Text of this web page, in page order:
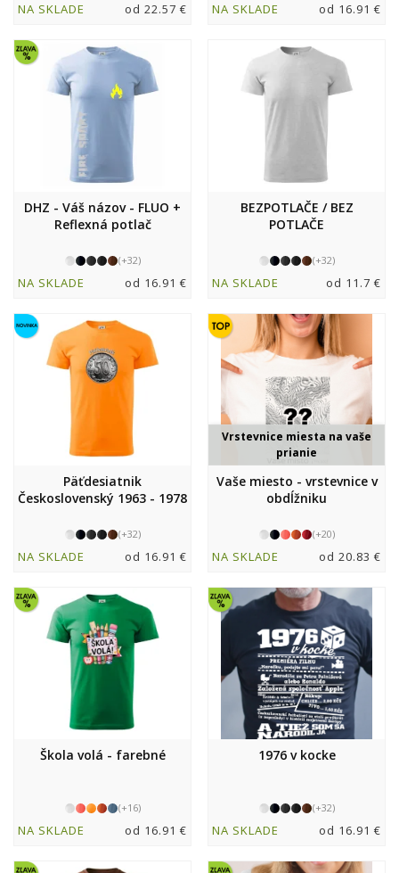
NA SKLADE od 22.57 € NA SKLADE od 16.91 €
DHZ - Váš názov - FLUO +
Reflexná potlač
(+32)
NA SKLADE od 16.91 €
BEZPOTLAČE / BEZ
POTLAČE
(+32)
NA SKLADE od 11.7 €
Päťdesiatnik
Československý 1963 - 1978
(+32)
NA SKLADE od 16.91 €
Vrstevnice miesta na vaše
prianie
Vaše miesto - vrstevnice v
obdĺžniku
(+20)
NA SKLADE od 20.83 €
Škola volá - farebné
(+16)
NA SKLADE od 16.91 €
1976 v kocke
(+32)
NA SKLADE od 16.91 €